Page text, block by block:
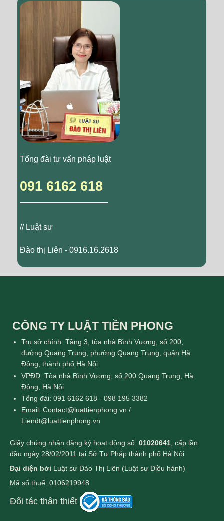
Tổng đài tư vấn pháp luật
091 6162 618
// Luật sư
Đào thị Liên - 0916.16.2618
CÔNG TY LUẬT TIỀN PHONG
Trụ sở chính: Tầng 3, tòa nhà Bình Vượng, số 200,
đường Quang Trung, phường Quang Trung, quận Hà
Đông, thành phố Hà Nội
VPĐD: Tòa nhà Bình Vượng, số 200 Quang Trung, Hà
Đông, Hà Nội
Tổng đài: 091 6162 618 - 098 195 3382
Email: Contact@luattienphong.vn /
Liendt@luattienphong.vn
Giấy chứng nhận đăng ký hoạt động số: 01020641 , cấp lần
đầu ngày 28/02/2011 tại Sở Tư Pháp thành phố Hà Nội
Đại diện bởi Luật sư Đào Thị Liên (Luật sư Điều hành)
Mã số thuế: 0106219948
Đối tác thân thiết